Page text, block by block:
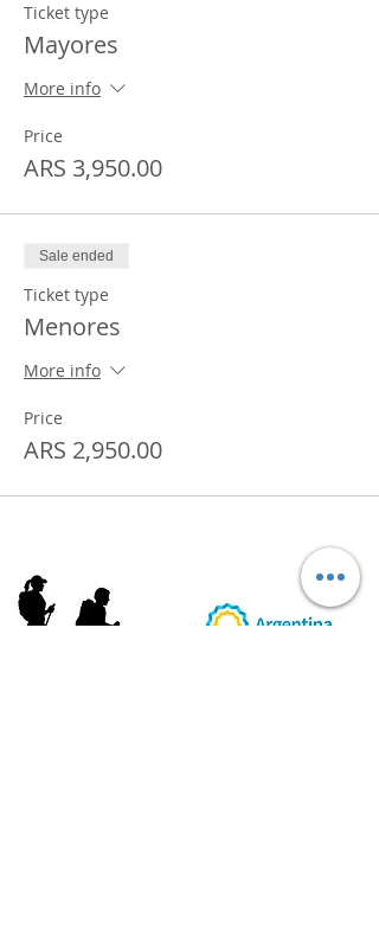
Ticket type
Mayores
More info
Price
ARS 3,950.00
Sale ended
Ticket type
Menores
More info
Price
ARS 2,950.00